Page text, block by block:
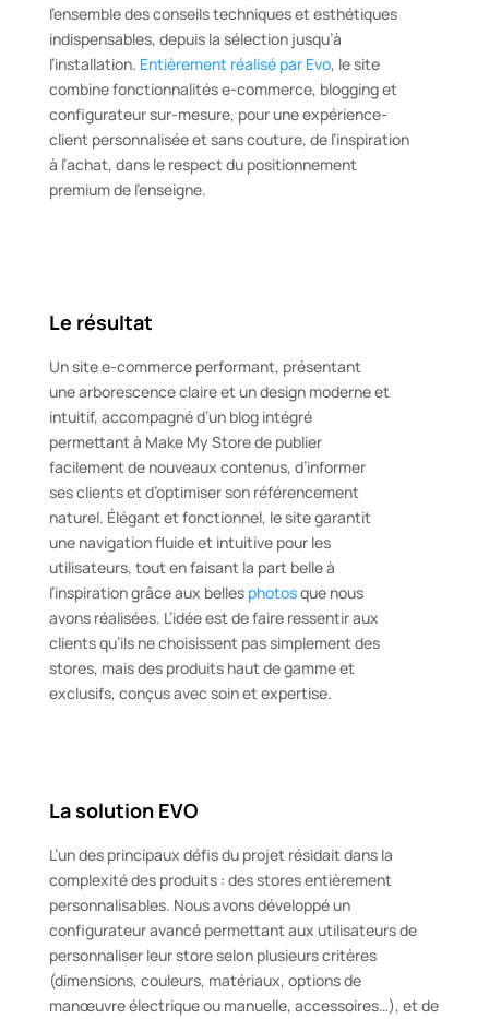
l’ensemble des conseils techniques et esthétiques
indispensables, depuis la sélection jusqu’à
l’installation. Entièrement réalisé par Evo, le site
combine fonctionnalités e-commerce, blogging et
configurateur sur-mesure, pour une expérience-
client personnalisée et sans couture, de l’inspiration
à l’achat, dans le respect du positionnement
premium de l’enseigne.
Le résultat
Un site e-commerce performant, présentant
une arborescence claire et un design moderne et
intuitif, accompagné d’un blog intégré
permettant à Make My Store de publier
facilement de nouveaux contenus, d’informer
ses clients et d’optimiser son référencement
naturel. Élégant et fonctionnel, le site garantit
une navigation fluide et intuitive pour les
utilisateurs, tout en faisant la part belle à
l’inspiration grâce aux belles photosque nous
avons réalisées. L’idée est de faire ressentir aux
clients qu’ils ne choisissent pas simplement des
stores, mais des produits haut de gamme et
exclusifs, conçus avec soin et expertise.
La solution EVO
L’un des principaux défis du projet résidait dans la
complexité des produits : des stores entièrement
personnalisables. Nous avons développé un
configurateur avancé permettant aux utilisateurs de
personnaliser leur store selon plusieurs critères
(dimensions, couleurs, matériaux, options de
manœuvre électrique ou manuelle, accessoires…), et de